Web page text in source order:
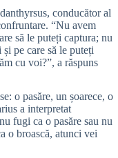
conducător al
“Nu avem
să le puteți captura; nu
pe care să le puteți
cu voi?”, a răspuns
o pasăre, un șoarece, o
a interpretat
fugi ca o pasăre sau nu
o broască, atunci vei